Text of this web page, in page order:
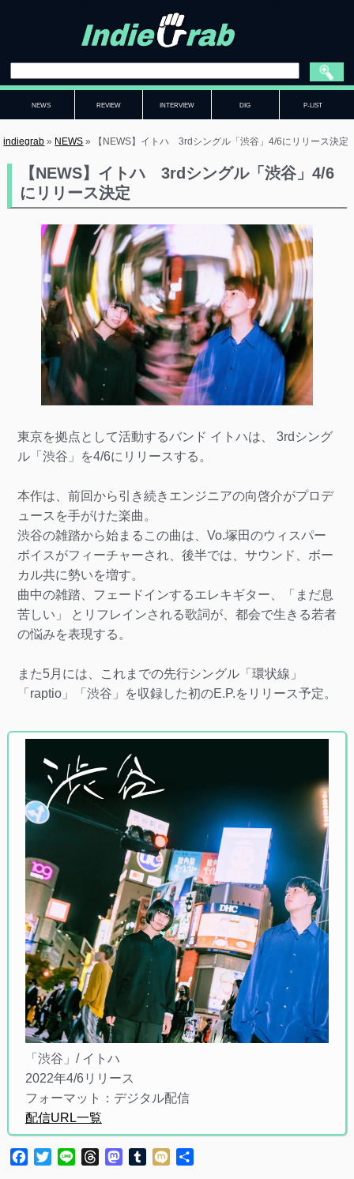
NEWS REVIEW INTERVIEW DIG P-LIST
indiegrab » NEWS » 【NEWS】イトハ 3rdシングル「渋谷」4/6にリリース決定
【NEWS】イトハ 3rdシングル「渋谷」4/6
にリリース決定
東京を拠点として活動するバンド イトハは、 3rdシング
ル「渋谷」を4/6にリリースする。
本作は、前回から引き続きエンジニアの向啓介がプロデ
ュースを手がけた楽曲。
渋谷の雑踏から始まるこの曲は、Vo.塚田のウィスパー
ボイスがフィーチャーされ、後半では、サウンド、ボー
カル共に勢いを増す。
曲中の雑踏、フェードインするエレキギター、「まだ息
苦しい」 とリフレインされる歌詞が、都会で生きる若者
の悩みを表現する。
また5月には、これまでの先行シングル「環状線」
「raptio」「渋谷」を収録した初のE.P.をリリース予定。
「渋谷」/ イトハ
2022年4/6リリース
フォーマット：デジタル配信
配信URL一覧
Facebook
TwitterLine ThreadsMastodon
Tumblr
Mixi